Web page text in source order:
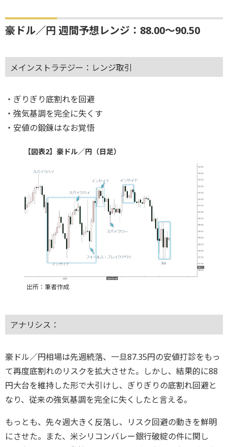
豪ドル／円 週間予想レンジ：88.00～90.50
メインストラテジー：レンジ取引
・ぎりぎり底割れを回避
・強気基調を完全に失くす
・安値の鍛錬はなお覚悟
【図表2】豪ドル／円（日足）
出所：筆者作成
アナリシス：
豪ドル／円相場は先週続落、一旦87.35円の安値打診をもっ
て再度底割れのリスクを拡大させた。しかし、結果的に88
円大台を維持した形で大引けし、ぎりぎりの底割れ回避と
なり、従来の強気基調を完全に失くしたと言える。
もっとも、先々週大きく反落し、リスク回避の動きを鮮明
にさせた。また、米シリコンバレー銀行破綻の件に関し